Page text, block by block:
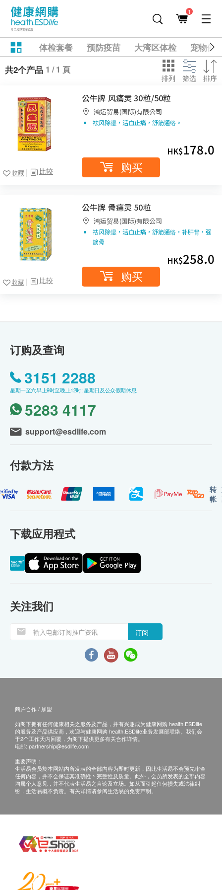
1
体检套餐 预防疫苗 大湾区体检
宠物健
共2个产品 1 / 1 頁
排列 筛选 排序
比较
收藏
公牛牌 风痛灵 30粒/50粒
鸿运贸易(国际)有限公司
袪风除湿，活血止痛，舒筋通络。
HK$178.0
购买
比较
收藏
公牛牌 骨痛灵 50粒
鸿运贸易(国际)有限公司
祛风除湿，活血止痛，舒筋通络，补肝肾，强
筋骨
HK$258.0
购买
订购及查询
3151 2288
星期一至六早上9时至晚上12时; 星期日及公众假期休息
5283 4117
support@esdlife.com
付款方法
转
帐
下载应用程式
关注我们
订阅
商户合作 / 加盟
如阁下拥有任何健康相关之服务及产品，并有兴趣成为健康网购 health.ESDlife
的服务及产品供应商，欢迎与健康网购 health.ESDlife业务发展部联络。我们会
于2个工作天内回覆，为阁下提供更多有关合作详情。
电邮: partnership@esdlife.com
重要声明：
生活易会员於本网站内所发表的全部内容为即时更新，因此生活易不会预先审查
任何内容，并不会保证其准确性丶完整性及质量。此外，会员所发表的全部内容
均属个人意见，并不代表生活易之言论及立场。如从而引起任何损失或法律纠
纷，生活易概不负责。有关详情请参阅生活易的免责声明。